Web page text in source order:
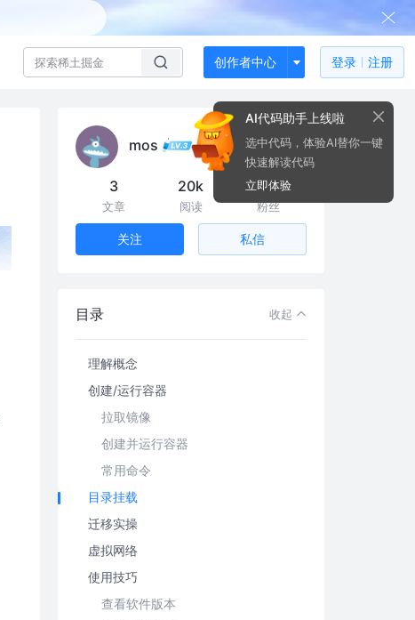
创作者中心 登录 注册
mos
3
文章
20k
阅读
16
粉丝
关注 私信
目录 收起
Docker 快速入门实操教程（完结）
理解概念
创建/运行容器
拉取镜像
创建并运行容器
常用命令
目录挂载
迁移实操
虚拟网络
使用技巧
查看软件版本
AI代码助手上线啦
选中代码，体验AI替你一键
快速解读代码
立即体验